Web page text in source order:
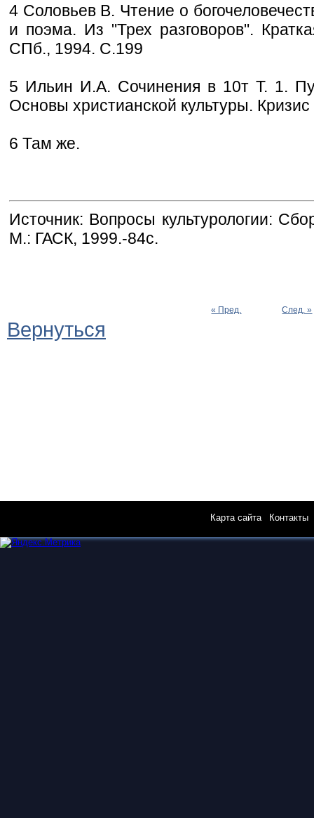
4 Соловьев В. Чтение о
и поэма. Из "Трех разговоров".
СПб., 1994. С.199
5 Ильин И.А. Сочинения в 10т Т. 1.
Основы христианской культуры.
6 Там же.
Источник: Вопросы культурологии:
М.: ГАСК, 1999.-84с.
« Пред. След. »
Вернуться
Карта сайта| Контакты